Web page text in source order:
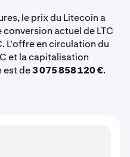
le prix du Litecoin a
conversion actuel de LTC
L'offre en circulation du
et la capitalisation
est de3 075 858 120 €.